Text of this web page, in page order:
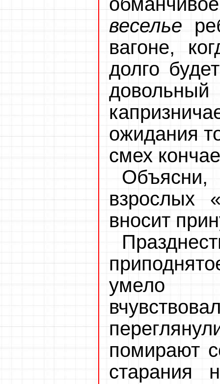
веселье
вагоне,
долго
ожидания
смех
взрослых
вносит
умело
помирают
старания